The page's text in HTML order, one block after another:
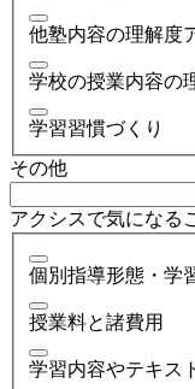
他塾内容の理解度
学校の授業内容の
学習習慣づくり
その他
アクシスで気になる
個別指導形態・学
授業料と諸費用
学習内容やテキス